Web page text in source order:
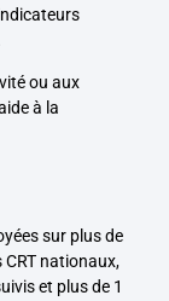
ou aux
à la
sur plus de
CRT nationaux,
et plus de 1